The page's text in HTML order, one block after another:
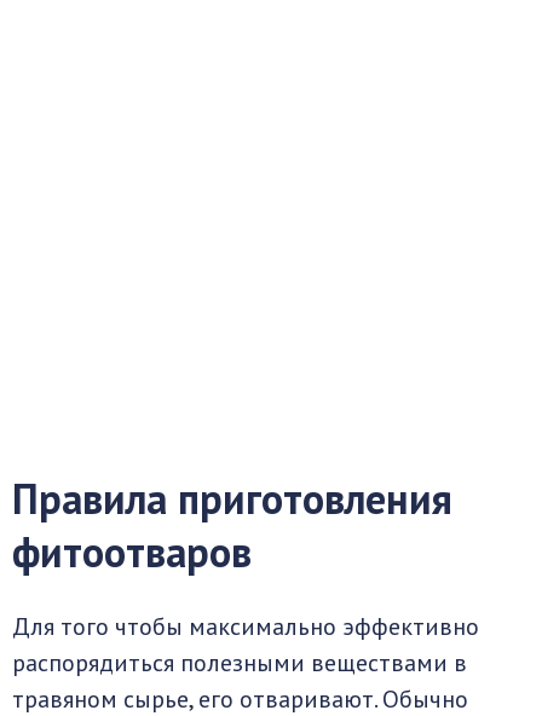
Правила приготовления
фитоотваров
Для того чтобы максимально эффективно
распорядиться полезными веществами в
травяном сырье, его отваривают. Обычно